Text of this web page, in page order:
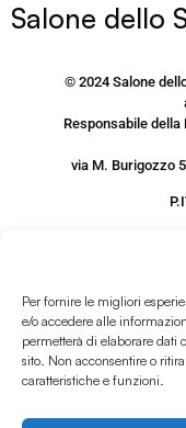
Per fornire le migliori
e/o accedere alle
permetterà di elaborare dati
sito. Non acconsentire o
caratteristiche e funzioni.
Salone dello
© 2024 Salone
Responsabile
via M. Burigozzo